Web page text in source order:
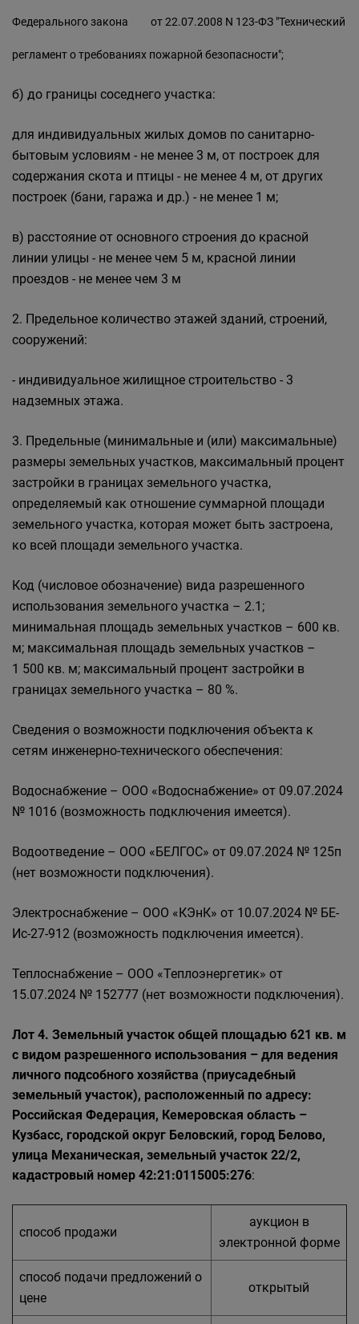
Федерального закона от 22.07.2008 N 123-ФЗ "Технический
регламент о требованиях пожарной безопасности";
б) до границы соседнего участка:
для индивидуальных жилых домов по санитарно-
бытовым условиям - не менее 3 м, от построек для
содержания скота и птицы - не менее 4 м, от других
построек (бани, гаража и др.) - не менее 1 м;
в) расстояние от основного строения до красной
линии улицы - не менее чем 5 м, красной линии
проездов - не менее чем 3 м
2. Предельное количество этажей зданий, строений,
сооружений:
- индивидуальное жилищное строительство - 3
надземных этажа.
3. Предельные (минимальные и (или) максимальные)
размеры земельных участков, максимальный процент
застройки в границах земельного участка,
определяемый как отношение суммарной площади
земельного участка, которая может быть застроена,
ко всей площади земельного участка.
Код (числовое обозначение) вида разрешенного
использования земельного участка – 2.1;
минимальная площадь земельных участков – 600 кв.
м; максимальная площадь земельных участков –
1 500 кв. м; максимальный процент застройки в
границах земельного участка – 80 %.
Сведения о возможности подключения объекта к
сетям инженерно-технического обеспечения:
Водоснабжение – ООО «Водоснабжение» от 09.07.2024
№ 1016 (возможность подключения имеется).
Водоотведение – ООО «БЕЛГОС» от 09.07.2024 № 125п
(нет возможности подключения).
Электроснабжение – ООО «КЭнК» от 10.07.2024 № БЕ-
Ис-27-912 (возможность подключения имеется).
Теплоснабжение – ООО «Теплоэнергетик» от
15.07.2024 № 152777 (нет возможности подключения).
Лот 4. Земельный участок общей площадью 621 кв. м
с видом разрешенного использования – для ведения
личного подсобного хозяйства (приусадебный
земельный участок), расположенный по адресу:
Российская Федерация, Кемеровская область –
Кузбасс, городской округ Беловский, город Белово,
улица Механическая, земельный участок 22/2,
кадастровый номер 42:21:0115005:276:
способ продажи
аукцион в
электронной форме
способ подачи предложений о
цене
открытый